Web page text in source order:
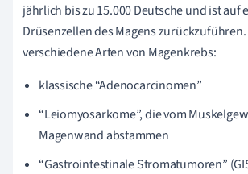
jährlich bis zu 15.000 Deutsche und ist auf
Drüsenzellen des Magens zurückzuführen.
verschiedene Arten von Magenkrebs:
klassische “Adenocarcinomen”
“Leiomyosarkome”, die vom
Magenwand abstammen
“Gastrointestinale Stromatumoren”